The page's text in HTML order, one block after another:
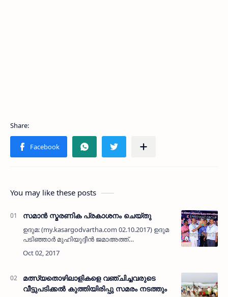
You may like these posts
സമാന്‍ സ്മരണിക പ്രകാശനം ചെയ്തു
ഉദുമ: (my.kasargodvartha.com 02.10.2017) ഉദുമ
പടിഞ്ഞാര്‍ മുഹിയുദ്ദീന്‍ ജമാഅത്ത്
കമ്മിറ്റിയുടെയും യു എ ഇ ജനറല്‍
കമ്മിറ്റിയുടെയും സംയുക്താഭിമുഖ്യത്തില്‍
മത്സ്യതൊഴിലാളികളെ വഞ്ചിച്ചവരുടെ
വീട്ടുപടിക്കല്‍ കുത്തിയിരിപ്പു സമരം നടത്തും